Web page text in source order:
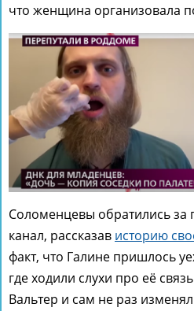
что женщина организовала
Соломенцевы обратились
канал, рассказав историю
факт, что Галине пришлось
где ходили слухи про её
Вальтер и сам не раз